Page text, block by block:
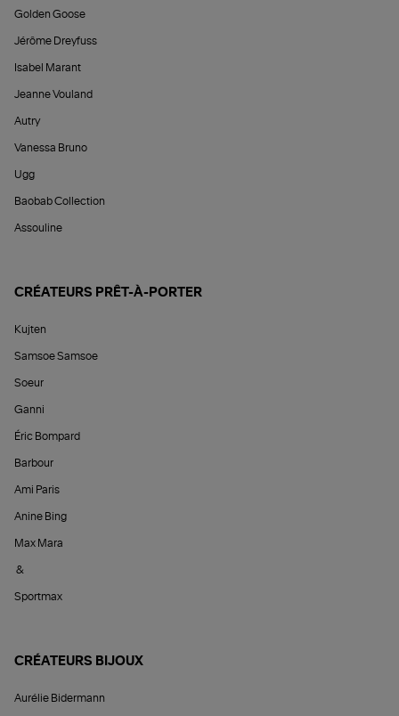
Golden Goose
Jérôme Dreyfuss
Isabel Marant
Jeanne Vouland
Autry
Vanessa Bruno
Ugg
Baobab Collection
Assouline
CRÉATEURS PRÊT-À-PORTER
Kujten
Samsoe Samsoe
Soeur
Ganni
Éric Bompard
Barbour
Ami Paris
Anine Bing
Max Mara
&
Sportmax
CRÉATEURS BIJOUX
Aurélie Bidermann